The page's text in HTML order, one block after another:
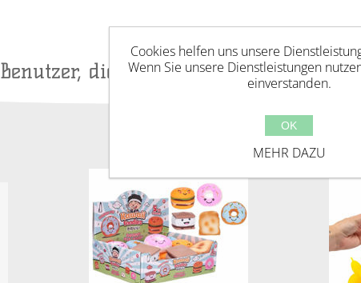
Benutzer, die diesen Artikel gekauft
Cookies helfen uns unsere
Wenn Sie unsere Dienstleistungen
einverstanden.
OK
MEHR DAZU